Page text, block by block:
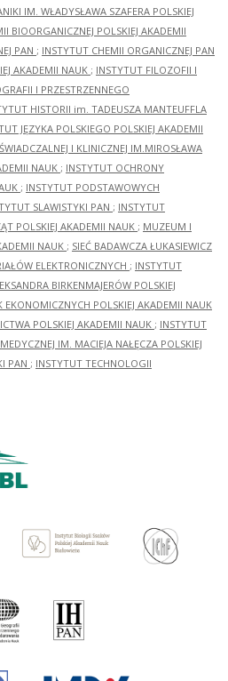
IM. WŁADYSŁAWA SZAFERA POLSKIEJ
BIOORGANICZNEJ POLSKIEJ AKADEMII
PAN ; INSTYTUT CHEMII ORGANICZNEJ PAN
AKADEMII NAUK ; INSTYTUT FILOZOFII I
I PRZESTRZENNEGO
HISTORII im. TADEUSZA MANTEUFFLA
JĘZYKA POLSKIEGO POLSKIEJ AKADEMII
I KLINICZNEJ IM.MIROSŁAWA
NAUK ; INSTYTUT OCHRONY
; INSTYTUT PODSTAWOWYCH
SLAWISTYKI PAN ; INSTYTUT
POLSKIEJ AKADEMII NAUK ; MUZEUM I
NAUK ; SIEĆ BADAWCZA ŁUKASIEWICZ
ELEKTRONICZNYCH ; INSTYTUT
BIRKENMAJERÓW POLSKIEJ
EKONOMICZNYCH POLSKIEJ AKADEMII NAUK
POLSKIEJ AKADEMII NAUK ; INSTYTUT
IM. MACIEJA NAŁĘCZA POLSKIEJ
PAN ; INSTYTUT TECHNOLOGII